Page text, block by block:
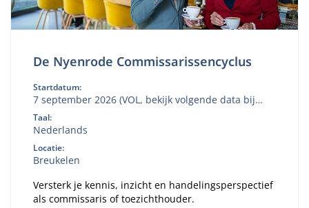
De Nyenrode Commissarissencyclus
Startdatum:
7 september 2026 (VOL, bekijk volgende data bij
'aanmelden')
Taal:
Nederlands
Locatie:
Breukelen
Versterk je kennis, inzicht en handelingsperspectief
als commissaris of toezichthouder.